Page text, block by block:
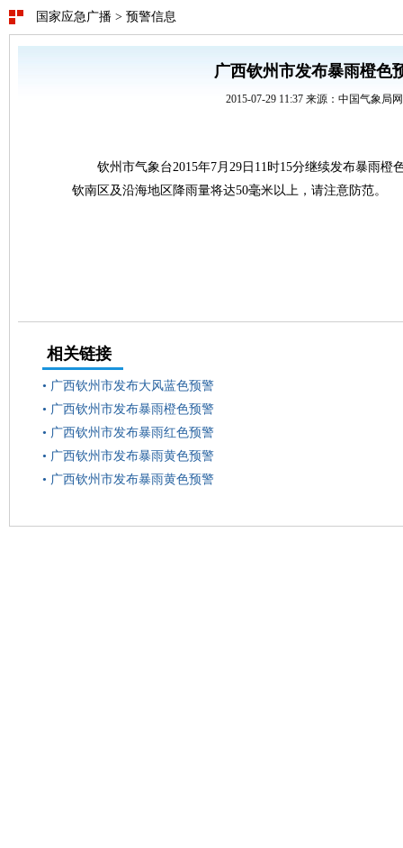
国家应急广播 > 预警信息
广西钦州市发布暴雨橙色
2015-07-29 11:37 来源：中国气象局
钦州市气象台2015年7月29日11时15分继续发布暴雨橙
钦南区及沿海地区降雨量将达50毫米以上，请注意防范。
相关链接
• 广西钦州市发布大风蓝色预警
• 广西钦州市发布暴雨橙色预警
• 广西钦州市发布暴雨红色预警
• 广西钦州市发布暴雨黄色预警
• 广西钦州市发布暴雨黄色预警